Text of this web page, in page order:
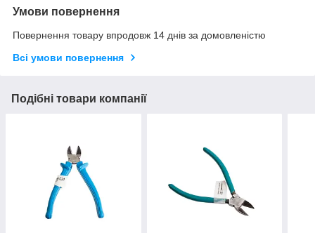
Умови повернення
Повернення товару впродовж 14 днів за домовленістю
Всі умови повернення
Подібні товари компанії